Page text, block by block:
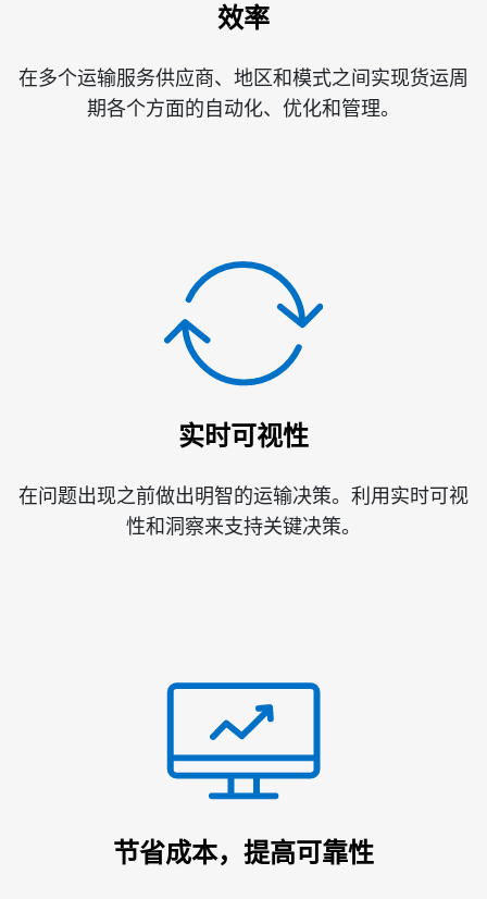
效率
在多个运输服务供应商、地区和模式之间实现货运周
期各个方面的自动化、优化和管理。
实时可视性
在问题出现之前做出明智的运输决策。利用实时可视
性和洞察来支持关键决策。
节省成本，提高可靠性